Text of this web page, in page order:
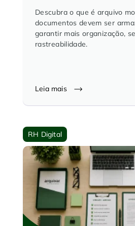
Descubra o que é arquivo
documentos devem ser
garantir mais organização,
rastreabilidade.
Leia mais
RH Digital